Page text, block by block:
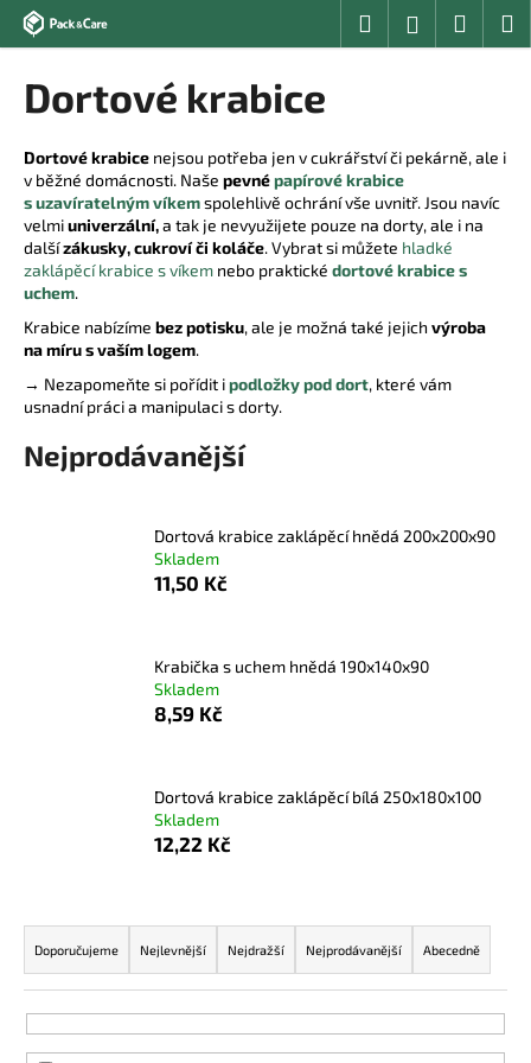
Přejít
obsah
HledatPřihlášení
Dortové krabice
Dortové krabice nejsou potřeba jen v cukrářství či pekárně, ale i
v běžné domácnosti. Naše pevnépapírové krabice
s uzavíratelným víkemspolehlivě ochrání vše uvnitř. Jsou navíc
velmiuniverzální,a tak je nevyužijete pouze na dorty, ale i na
dalšízákusky, cukroví či koláče. Vybrat si můžete hladké
zaklápěcí krabice s víkem nebo praktické dortové krabice s
uchem.
Krabice nabízíme bez potisku, ale je možná také jejich výroba
na míru s vaším logem.
→ Nezapomeňte si pořídit ipodložky pod dort, které vám
usnadní práci a manipulaci s dorty.
Nejprodávanější
Dortová krabice zaklápěcí hnědá 200x200x90
Skladem
11,50 Kč
Krabička s uchem hnědá 190x140x90
Skladem
8,59 Kč
Dortová krabice zaklápěcí bílá 250x180x100
Skladem
12,22 Kč
Ř
a
z
e
n
Doporučujeme Nejlevnější Nejdražší Nejprodávanější Abecedně
o
o
p
o
t
ř
e
b
u
j
e
t
HLEDAT
o
p
o
r
u